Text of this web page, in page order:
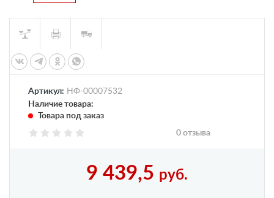
Артикул: НФ-00007532
Наличие товара:
Товара под заказ
0 отзыва
9 439,5 руб.